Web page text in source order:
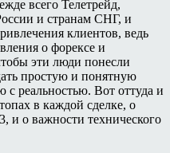
всего Телетрейд,
и странам СНГ, и
клиентов, ведь
о форексе и
эти люди понесли
простую и понятную
реальностью. Вот оттуда и
в каждой сделке, о
и о важности технического